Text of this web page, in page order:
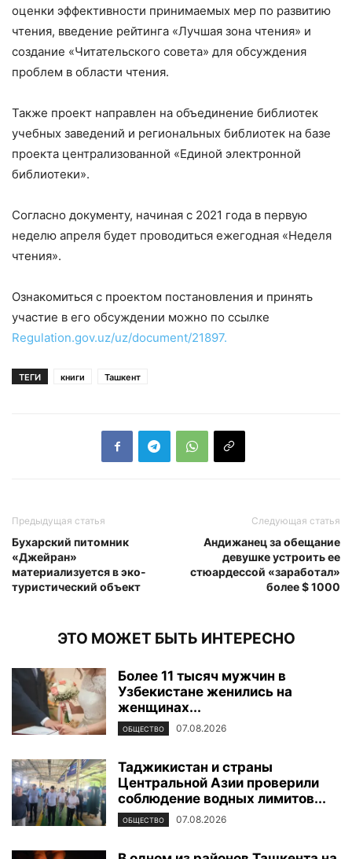
оценки эффективности принимаемых мер по развитию
чтения, введение рейтинга «Лучшая зона чтения» и
создание «Читательского совета» для обсуждения
проблем в области чтения.
Также проект направлен на объединение библиотек
учебных заведений и региональных библиотек на базе
проекта централизованной «Единой электронной
библиотеки».
Согласно документу, начиная с 2021 года в первую
неделю апреля будет проводиться ежегодная «Неделя
чтения».
Ознакомиться с проектом постановления и принять
участие в его обсуждении можно по ссылке
Regulation.gov.uz/uz/document/21897.
ТЕГИ книги Ташкент
Предыдущая статья
Бухарский питомник
«Джейран»
материализуется в эко-
туристический объект
Следующая статья
Андижанец за обещание
девушке устроить ее
стюардессой «заработал»
более $ 1000
ЭТО МОЖЕТ БЫТЬ ИНТЕРЕСНО
Более 11 тысяч мужчин в
Узбекистане женились на
женщинах...
ОБЩЕСТВО 07.08.2026
Таджикистан и страны
Центральной Азии проверили
соблюдение водных лимитов...
ОБЩЕСТВО 07.08.2026